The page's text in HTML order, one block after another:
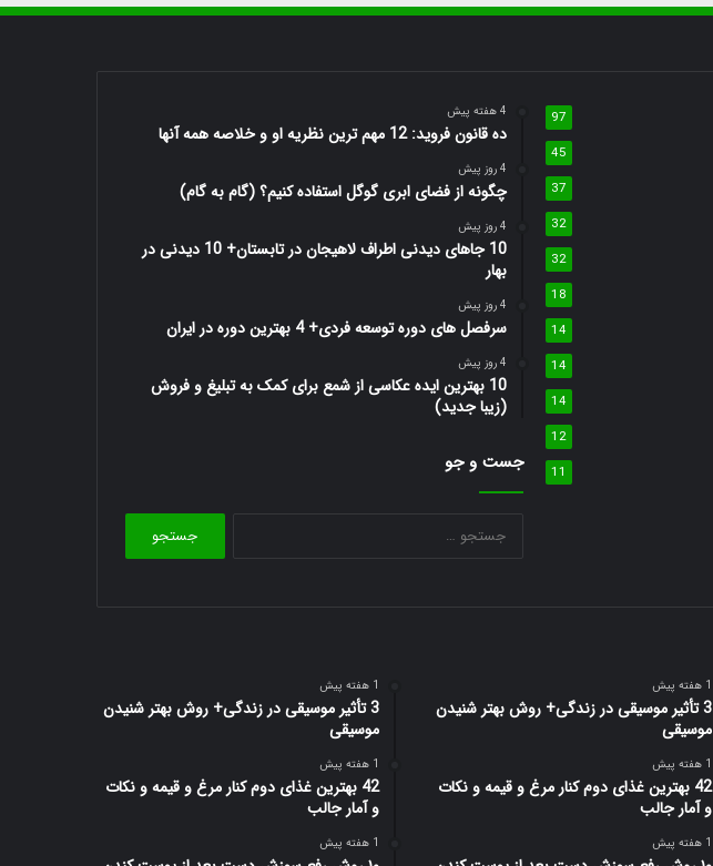
97
45
37
32
32
18
14
14
14
12
11
4 هفته پیش
ده قانون فروید: 12 مهم ترین نظریه او و خلاصه همه آنها
4 روز پیش
چگونه از فضای ابری گوگل استفاده کنیم؟ (گام به گام)
4 روز پیش
10 جاهای دیدنی اطراف لاهیجان در تابستان+ 10 دیدنی در
بهار
4 روز پیش
سرفصل های دوره توسعه فردی+ 4 بهترین دوره در ایران
4 روز پیش
10 بهترین ایده عکاسی از شمع برای کمک به تبلیغ و فروش
(زیبا جدید)
جست و جو
1 هفته پیش
3 تأثیر موسیقی در زندگی+ روش بهتر شنیدن
موسیقی
1 هفته پیش
42 بهترین غذای دوم کنار مرغ و قیمه و نکات
و آمار جالب
1 هفته پیش
1 هفته پیش
3 تأثیر موسیقی در زندگی+ روش بهتر شنیدن
موسیقی
1 هفته پیش
42 بهترین غذای دوم کنار مرغ و قیمه و نکات
و آمار جالب
1 هفته پیش